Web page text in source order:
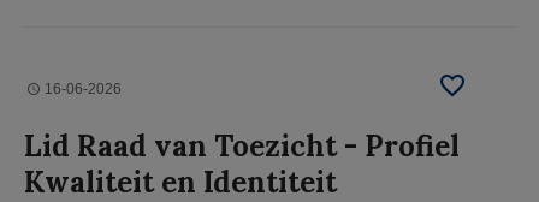
16-06-2026
Lid Raad van Toezicht - Profiel
Kwaliteit en Identiteit